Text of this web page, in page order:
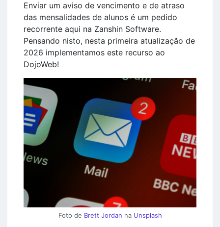
Enviar um aviso de vencimento e de atraso
das mensalidades de alunos é um pedido
recorrente aqui na Zanshin Software.
Pensando nisto, nesta primeira atualização de
2026 implementamos este recurso ao
DojoWeb!
Foto de Brett Jordan na Unsplash